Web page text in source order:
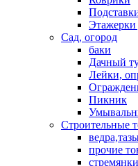
Этажерки
Сад, огород
баки
Дачный
Лейки,
Пикник
Строительные
прочие